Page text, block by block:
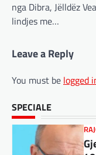
nga Dibra, Jëlldëz
lindjes me…
Leave a Reply
You must be logged
SPECIALE